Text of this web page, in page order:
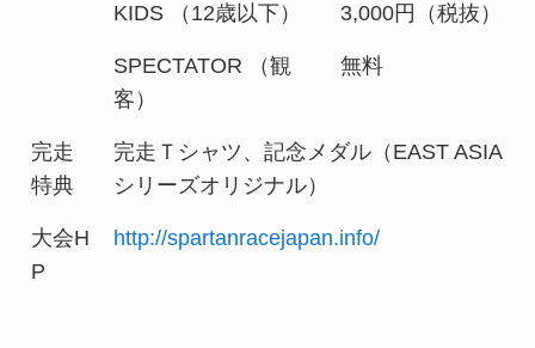
KIDS （12歳以下） 3,000円（税抜）
SPECTATOR （観
客）
無料
完走
特典
完走Ｔシャツ、記念メダル（EAST ASIA
シリーズオリジナル）
大会H
P
http://spartanracejapan.info/